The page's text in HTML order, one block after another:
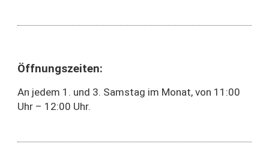
Öffnungszeiten:
An jedem 1. und 3. Samstag im Monat, von 11:00
Uhr – 12:00 Uhr.